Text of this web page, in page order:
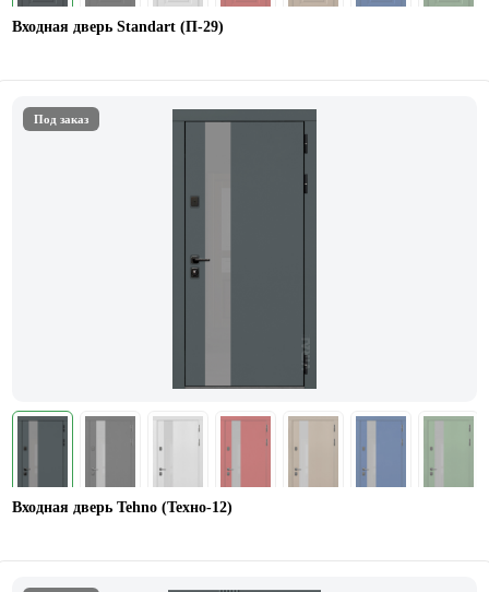
Входная дверь Standart (П-29)
Под заказ
Входная дверь Tehno (Техно-12)